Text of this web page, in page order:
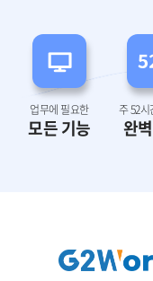
업무에 필요한
모든 기능
주 52시
완